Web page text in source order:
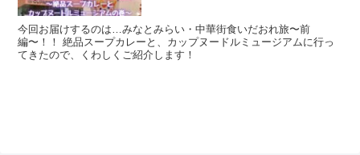
今回お届けするのは…みなとみらい・中華街食いだおれ旅〜前
編〜！！ 絶品スープカレーと、カップヌードルミュージアムに行っ
てきたので、くわしくご紹介します！